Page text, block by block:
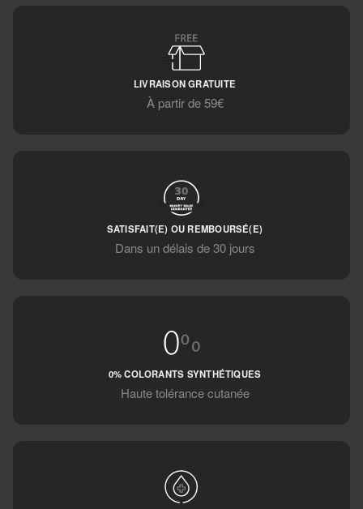
LIVRAISON GRATUITE
À partir de 59€
SATISFAIT(E) OU REMBOURSÉ(E)
Dans un délais de 30 jours
0% COLORANTS SYNTHÉTIQUES
Haute tolérance cutanée